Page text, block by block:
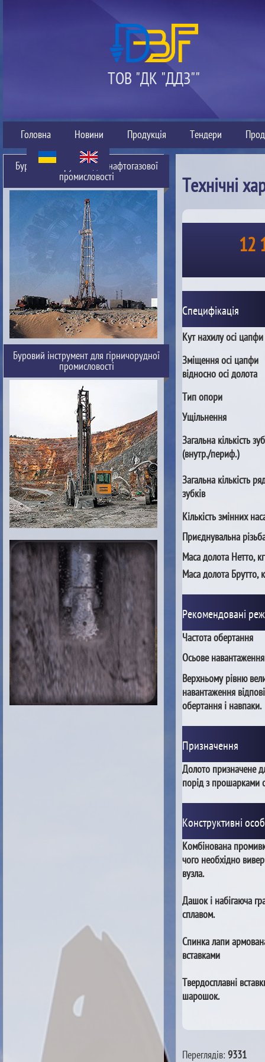
ТОВ "ДК "ДДЗ""
Головна Новини Продукція Тендери
Буровий інструмент для нафтогазової
промисловості
Буровий інструмент для гірничорудної
промисловості
Технічні
12
Специфікація
Кут нахилу осі цапфи
Зміщення осі цапфи
відносно осі долота
Тип опори
Ущільнення
Загальна кількість
(внутр./периф.)
Загальна кількість
зубків
Кількість змінних
Приєднувальна
Маса долота Нетто, кг
Маса долота Брутто,
Рекомендовані
Частота обертання
Осьове навантаження
Верхньому рівню
навантаження
обертання і навпаки.
Призначення
Долото призначене
порід з прошарками
Конструктивні
Комбінована
чого необхідно
вузла.
Дашок і набігаюча
сплавом.
Спинка лапи
вставками
Твердосплавні
шарошок.
Переглядів: 9331